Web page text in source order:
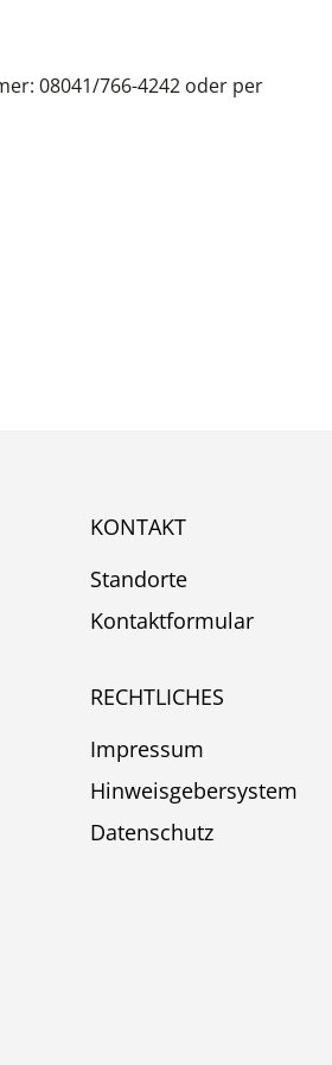
08041/766-4242 oder per
KONTAKT
Standorte
Kontaktformular
RECHTLICHES
Impressum
Hinweisgebersystem
Datenschutz